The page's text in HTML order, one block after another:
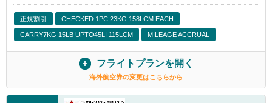
正規割引 CHECKED 1PC 23KG 158LCM EACH
CARRY7KG 15LB UPTO45LI 115LCM MILEAGE ACCRUAL
フライトプランを開く
海外航空券の変更はこちらから